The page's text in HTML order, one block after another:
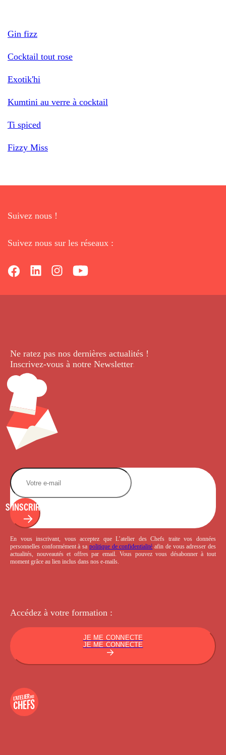
Gin fizz
Cocktail tout rose
Exotik'hi
Kumtini au verre à cocktail
Ti spiced
Fizzy Miss
Suivez nous !
Suivez nous sur les réseaux :
Ne ratez pas nos dernières actualités !
Inscrivez-vous à notre Newsletter.
S'INSCRIRE
En vous inscrivant, vous acceptez que L’atelier des Chefs traite vos données
personnelles conformément à sa politique de confidentialité afin de vous adresser des
actualités, nouveautés et offres par email. Vous pouvez vous désabonner à tout
moment grâce au lien inclus dans nos e-mails.
Accédez à votre formation :
JE ME CONNECTE
JE ME CONNECTE